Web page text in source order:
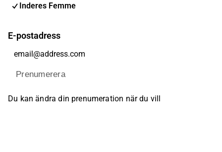
Inderes Femme
E-postadress
Prenumerera
Du kan ändra din prenumeration när du vill